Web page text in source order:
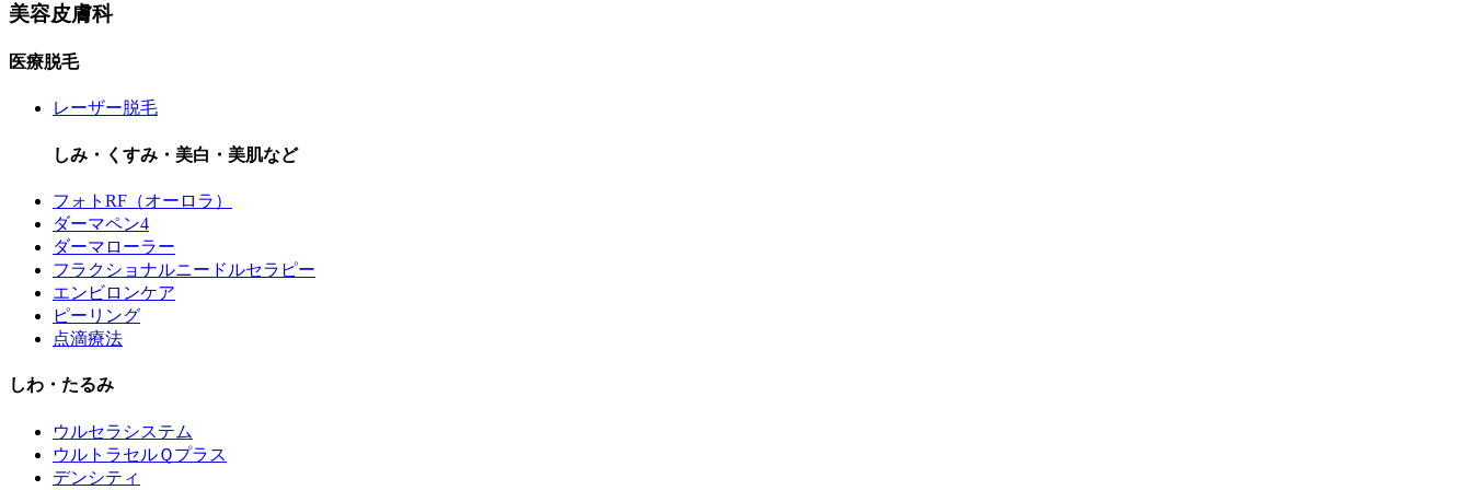
美容皮膚科
医療脱毛
レーザー脱毛
しみ・くすみ・美白・美肌など
フォトRF（オーロラ）
ダーマペン4
ダーマローラー
フラクショナルニードルセラピー
エンビロンケア
ピーリング
点滴療法
しわ・たるみ
ウルセラシステム
ウルトラセルＱプラス
デンシティ